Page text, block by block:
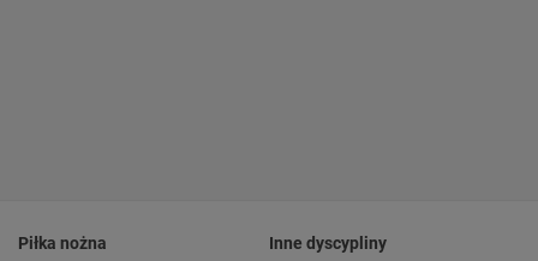
Piłka nożna
Inne dyscypliny